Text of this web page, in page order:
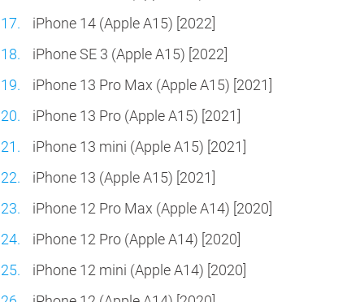
iPhone 14 (Apple A15) [2022]
iPhone SE 3 (Apple A15) [2022]
iPhone 13 Pro Max (Apple A15) [2021]
iPhone 13 Pro (Apple A15) [2021]
iPhone 13 mini (Apple A15) [2021]
iPhone 13 (Apple A15) [2021]
iPhone 12 Pro Max (Apple A14) [2020]
iPhone 12 Pro (Apple A14) [2020]
iPhone 12 mini (Apple A14) [2020]